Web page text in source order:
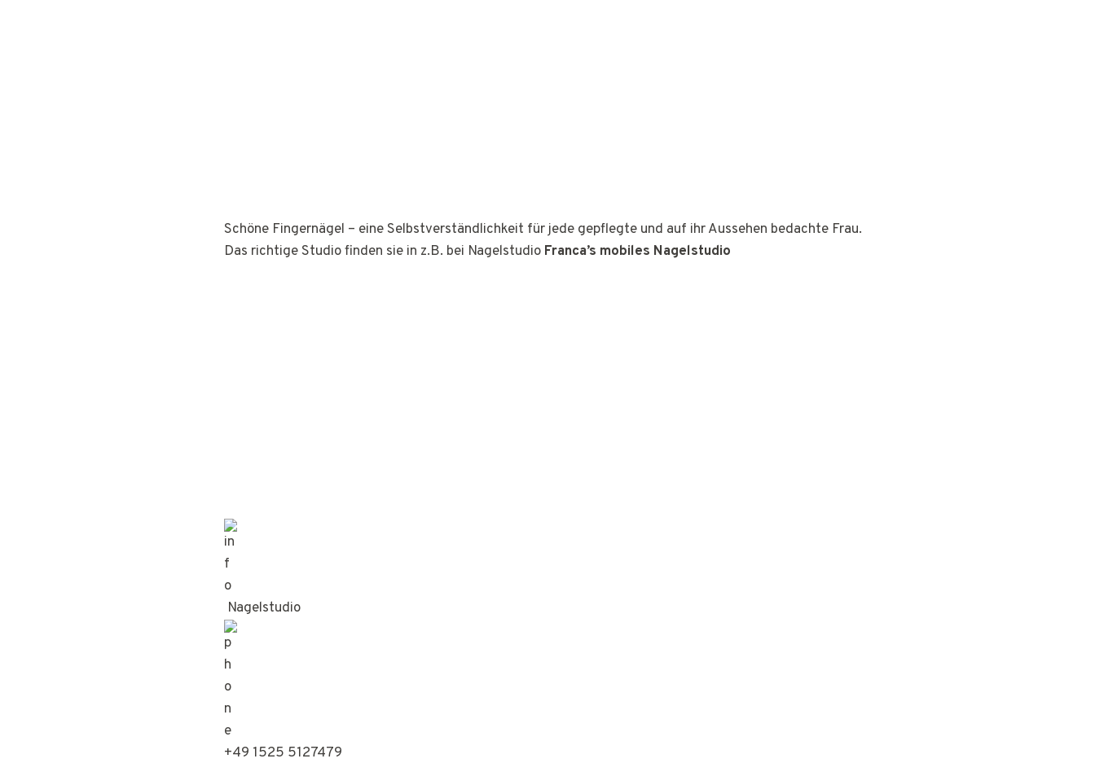
Schöne Fingernägel – eine Selbstverständlichkeit für jede gepflegte und auf ihr Aussehen bedachte Frau.
Das richtige Studio finden sie in z.B. bei Nagelstudio Franca’s mobiles Nagelstudio
Nagelstudio
+49 1525 5127479